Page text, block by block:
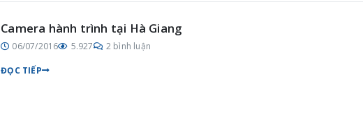
Camera hành trình tại Hà Giang
06/07/2016 5.927 2 bình luận
ĐỌC TIẾP